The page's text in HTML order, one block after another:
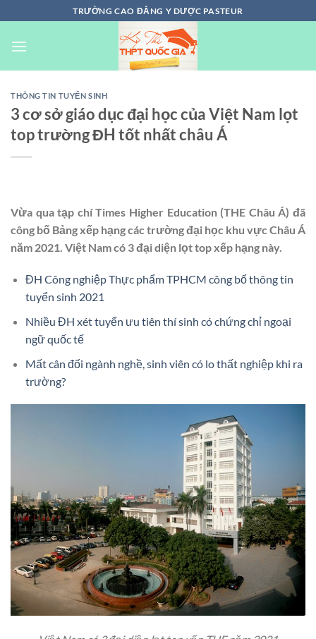
đến
nội
TRƯỜNG CAO ĐẲNG Y DƯỢC PASTEUR
THÔNG TIN TUYỂN SINH
3 cơ sở giáo dục đại học của Việt Nam lọt
top trường ĐH tốt nhất châu Á
Vừa qua tạp chí Times Higher Education (THE Châu Á) đã
công bố Bảng xếp hạng các trường đại học khu vực Châu Á
năm 2021. Việt Nam có 3 đại diện lọt top xếp hạng này.
ĐH Công nghiệp Thực phẩm TPHCM công bố thông tin
tuyển sinh 2021
Nhiều ĐH xét tuyển ưu tiên thí sinh có chứng chỉ ngoại
ngữ quốc tế
Mất cân đối ngành nghề, sinh viên có lo thất nghiệp khi ra
trường?